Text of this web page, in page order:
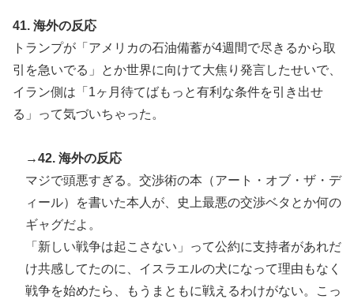
41. 海外の反応
トランプが「アメリカの石油備蓄が4週間で尽きるから取
引を急いでる」とか世界に向けて大焦り発言したせいで、
イラン側は「1ヶ月待てばもっと有利な条件を引き出せ
る」って気づいちゃった。
→42. 海外の反応
マジで頭悪すぎる。交渉術の本（アート・オブ・ザ・デ
ィール）を書いた本人が、史上最悪の交渉ベタとか何の
ギャグだよ。
「新しい戦争は起こさない」って公約に支持者があれだ
け共感してたのに、イスラエルの犬になって理由もなく
戦争を始めたら、もうまともに戦えるわけがない。こっ